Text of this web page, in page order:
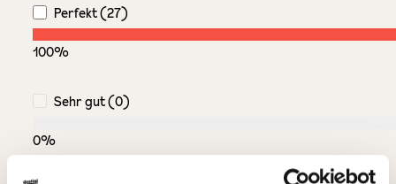
Perfekt (27)
100%
Sehr gut (0)
0%